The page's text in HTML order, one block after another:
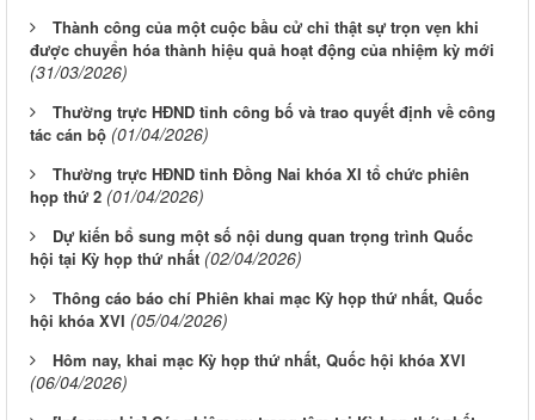
Thành công của một cuộc bầu cử chỉ thật sự trọn vẹn khi
được chuyển hóa thành hiệu quả hoạt động của nhiệm kỳ mới
(31/03/2026)
Thường trực HĐND tỉnh công bố và trao quyết định về công
tác cán bộ (01/04/2026)
Thường trực HĐND tỉnh Đồng Nai khóa XI tổ chức phiên
họp thứ 2 (01/04/2026)
Dự kiến bổ sung một số nội dung quan trọng trình Quốc
hội tại Kỳ họp thứ nhất (02/04/2026)
Thông cáo báo chí Phiên khai mạc Kỳ họp thứ nhất, Quốc
hội khóa XVI (05/04/2026)
Hôm nay, khai mạc Kỳ họp thứ nhất, Quốc hội khóa XVI
(06/04/2026)